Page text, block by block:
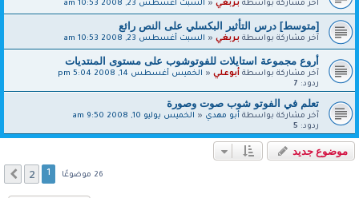
آخر مشاركة بواسطةبربغي« السبت أغسطس 23, 2008 10:53 am
[متوسط] درس التأثير البكسلي على النص رائع
آخر مشاركة بواسطةبربغي« السبت أغسطس 23, 2008 10:53 am
أروع مجموعة استايلات للفوتوشوب على مستوى المنتديات
آخر مشاركة بواسطةأبوعلي« الخميس أغسطس 14, 2008 5:04 pm
ردود: 7
تعلم في الفوتو شوب صوت وصورة
آخر مشاركة بواسطةأبو مهدي« الخميس يوليو 10, 2008 9:50 am
ردود: 5
موضوع جديد
26 موضوعًا 2 التالي